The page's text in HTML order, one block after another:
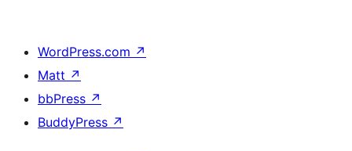
WordPress.com ↗
Matt ↗
bbPress ↗
BuddyPress ↗